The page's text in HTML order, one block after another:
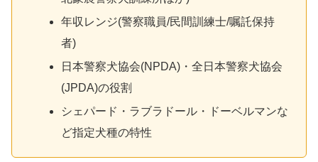
年収レンジ(警察職員/民間訓練士/嘱託保持
者)
日本警察犬協会(NPDA)・全日本警察犬協会
(JPDA)の役割
シェパード・ラブラドール・ドーベルマンな
ど指定犬種の特性